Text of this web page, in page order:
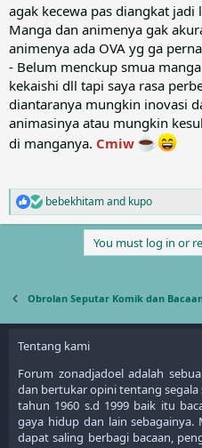
agak kecewa pas diangkat jadi
Manga dan animenya gak
animenya ada OVA yg ga
- Belum menckup smua
kekaishi dll tapi saya rasa
diantaranya mungkin inovasi
animasinya atau mungkin
di manganya. Cmiw
R
e
o
n
s
bebekhitamand kupo
You must log in or
Obrolan Seputar Komik dan
Tentang kami
Forum zonadjadoel adalah
dan bertukar opini tentang
tahun 1960 s.d 1999 baik itu
gaya hidup dan lain
dapat saling berbagi bacaan,